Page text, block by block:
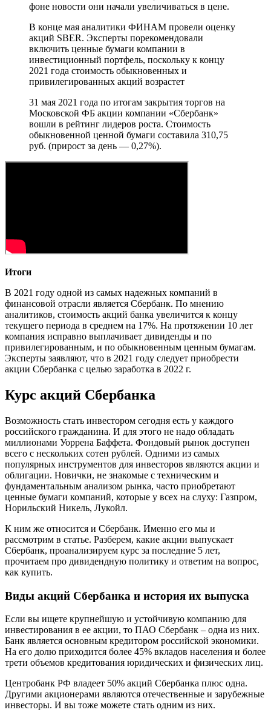
фоне новости они начали увеличиваться в цене.
В конце мая аналитики ФИНАМ провели оценку
акций SBER. Эксперты порекомендовали
включить ценные бумаги компании в
инвестиционный портфель, поскольку к концу
2021 года стоимость обыкновенных и
привилегированных акций возрастет
31 мая 2021 года по итогам закрытия торгов на
Московской ФБ акции компании «Сбербанк»
вошли в рейтинг лидеров роста. Стоимость
обыкновенной ценной бумаги составила 310,75
руб. (прирост за день — 0,27%).
Итоги
В 2021 году одной из самых надежных компаний в
финансовой отрасли является Сбербанк. По мнению
аналитиков, стоимость акций банка увеличится к концу
текущего периода в среднем на 17%. На протяжении 10 лет
компания исправно выплачивает дивиденды и по
привилегированным, и по обыкновенным ценным бумагам.
Эксперты заявляют, что в 2021 году следует приобрести
акции Сбербанка с целью заработка в 2022 г.
Курс акций Сбербанка
Возможность стать инвестором сегодня есть у каждого
российского гражданина. И для этого не надо обладать
миллионами Уоррена Баффета. Фондовый рынок доступен
всего с нескольких сотен рублей. Одними из самых
популярных инструментов для инвесторов являются акции и
облигации. Новички, не знакомые с техническим и
фундаментальным анализом рынка, часто приобретают
ценные бумаги компаний, которые у всех на слуху: Газпром,
Норильский Никель, Лукойл.
К ним же относится и Сбербанк. Именно его мы и
рассмотрим в статье. Разберем, какие акции выпускает
Сбербанк, проанализируем курс за последние 5 лет,
прочитаем про дивидендную политику и ответим на вопрос,
как купить.
Виды акций Сбербанка и история их выпуска
Если вы ищете крупнейшую и устойчивую компанию для
инвестирования в ее акции, то ПАО Сбербанк – одна из них.
Банк является основным кредитором российской экономики.
На его долю приходится более 45% вкладов населения и более
трети объемов кредитования юридических и физических лиц.
Центробанк РФ владеет 50% акций Сбербанка плюс одна.
Другими акционерами являются отечественные и зарубежные
инвесторы. И вы тоже можете стать одним из них.